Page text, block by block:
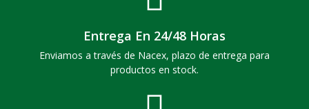
Entrega En 24/48 Horas
Enviamos a través de Nacex, plazo de entrega para
productos en stock.